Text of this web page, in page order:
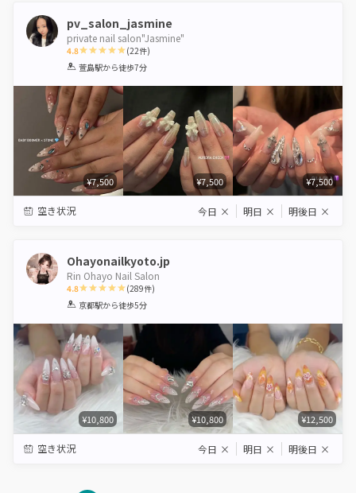
pv_salon_jasmine
private nail salon"Jasmine"
4.8
1 2 3 4 5
(22件)
萱島駅から徒歩7分
¥7,500 ¥7,500 ¥7,500
空き状況 今日 × 明日 × 明後日 ×
Ohayonailkyoto.jp
Rin Ohayo Nail Salon
4.8
1 2 3 4 5
(289件)
京都駅から徒歩5分
¥10,800 ¥10,800 ¥12,500
空き状況 今日 × 明日 × 明後日 ×